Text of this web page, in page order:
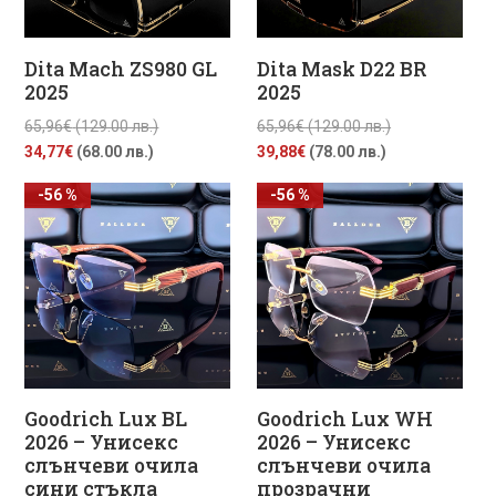
Dita Mach ZS980 GL
2025
65,96€(129.00 лв.)Original
65,96€
(129.00
лв.).
34,77€ (68.00 лв.)
е:
34,77€
(68.00
лв.).
Dita Mask D22 BR
2025
65,96€(129.00 лв.)Original
65,96€
(129.00
лв.).
39,88€ (78.00 лв.)
е:
39,88€
(78.00
лв.).
Goodrich Lux BL
2026 – Унисекс
слънчеви очила
сини стъкла
-56 %
Goodrich Lux WH
2026 – Унисекс
слънчеви очила
прозрачни
-56 %